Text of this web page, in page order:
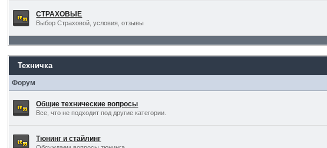
СТРАХОВЫЕ
Выбор Страховой, условия, отзывы
Техничка
Форум
Общие технические вопросы
Все, что не подходит под другие категории.
Тюнинг и стайлинг